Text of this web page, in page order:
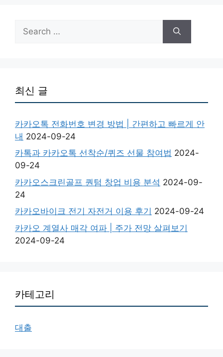
for:
최신 글
카카오톡 전화번호 변경 방법 | 간편하고 빠르게 안
내 2024-09-24
카톡과 카카오톡 선착순/퀴즈 선물 참여법 2024-
09-24
카카오스크린골프 퀀텀 창업 비용 분석 2024-09-
24
카카오바이크 전기 자전거 이용 후기 2024-09-24
카카오 계열사 매각 여파 | 주가 전망 살펴보기
2024-09-24
카테고리
대출